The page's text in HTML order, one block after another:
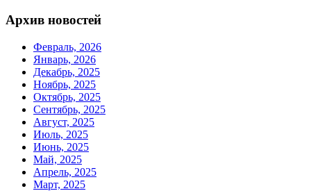
Архив новостей
Февраль, 2026
Январь, 2026
Декабрь, 2025
Ноябрь, 2025
Октябрь, 2025
Сентябрь, 2025
Август, 2025
Июль, 2025
Июнь, 2025
Май, 2025
Апрель, 2025
Март, 2025